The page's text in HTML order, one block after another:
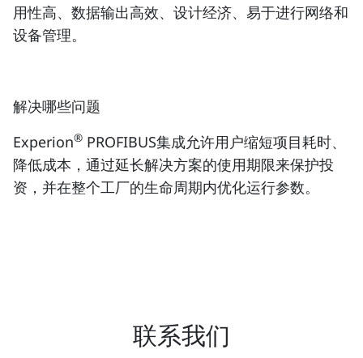
用性高、数据输出高效、设计经济、易于进行网络和
设备管理。
解决哪些问题
Experion® PROFIBUS集成允许用户缩短项目耗时、
降低成本，通过延长解决方案的使用期限来保护投
资，并在整个工厂的生命周期内优化运行参数。
联系我们